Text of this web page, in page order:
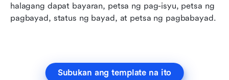
halagang dapat bayaran, petsa ng pag-isyu, petsa ng
pagbayad, status ng bayad, at petsa ng pagbabayad.
Subukan ang template na ito